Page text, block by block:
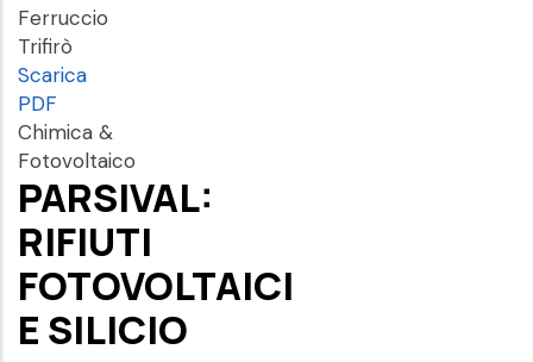
Ferruccio
Trifirò
Scarica
PDF
Chimica &
Fotovoltaico
PARSIVAL:
RIFIUTI
FOTOVOLTAICI
E SILICIO